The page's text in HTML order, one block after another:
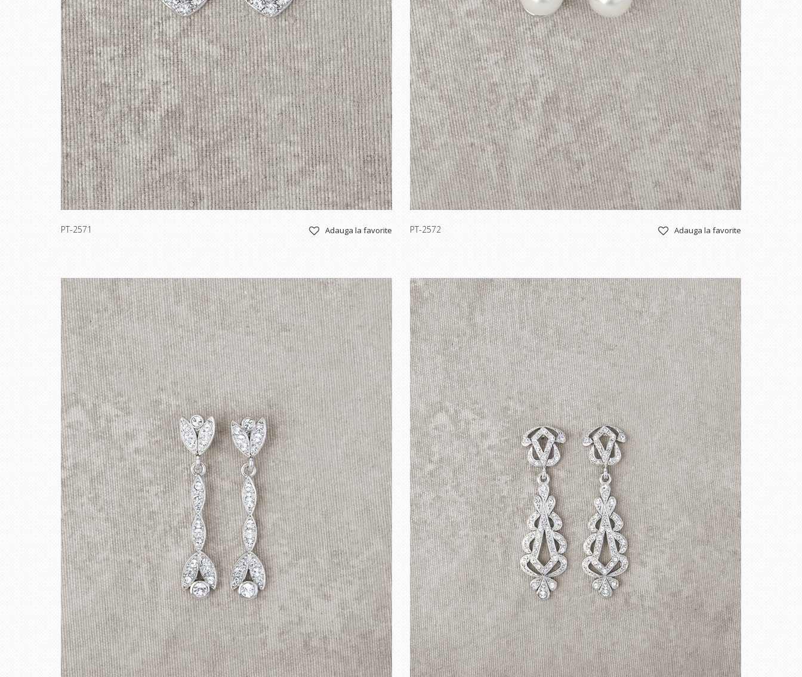
PT-2571 Adauga la favorite PT-2572 Adauga la favorite